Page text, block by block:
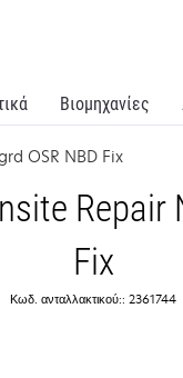
Βιομηχανίες
OSR NBD Fix
Fix
Κωδ. ανταλλακτικού:: 2361744